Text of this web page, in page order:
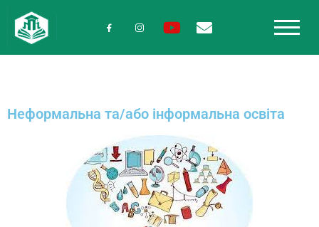
Неформальна та/або інформальна освіта